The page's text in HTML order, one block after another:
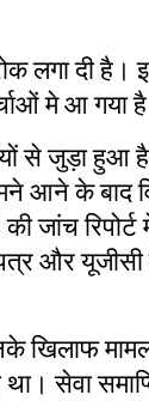
लगा दी है।
मे आ गया
से जुड़ा
के बाद
की जांच
और
खिलाफ
था। सेवा